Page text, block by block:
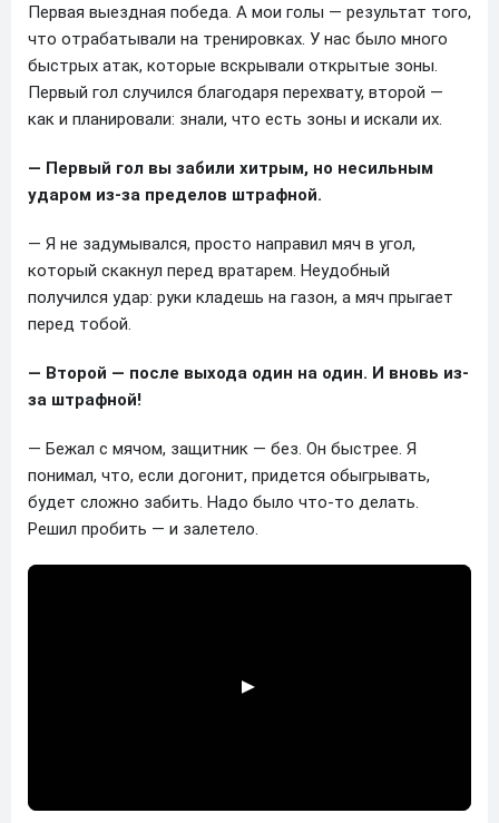
Первая выездная победа. А мои голы — результат того,
что отрабатывали на тренировках. У нас было много
быстрых атак, которые вскрывали открытые зоны.
Первый гол случился благодаря перехвату, второй —
как и планировали: знали, что есть зоны и искали их.
— Первый гол вы забили хитрым, но несильным
ударом из-за пределов штрафной.
— Я не задумывался, просто направил мяч в угол,
который скакнул перед вратарем. Неудобный
получился удар: руки кладешь на газон, а мяч прыгает
перед тобой.
— Второй — после выхода один на один. И вновь из-
за штрафной!
— Бежал с мячом, защитник — без. Он быстрее. Я
понимал, что, если догонит, придется обыгрывать,
будет сложно забить. Надо было что-то делать.
Решил пробить — и залетело.